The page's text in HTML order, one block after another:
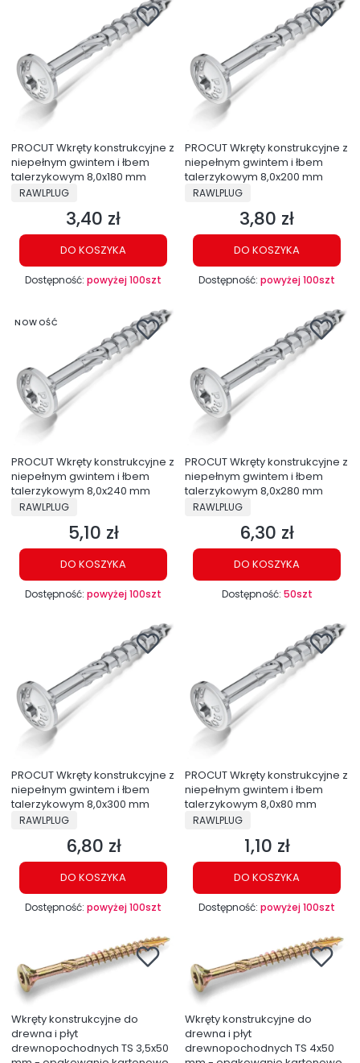
PROCUT Wkręty konstrukcyjne z
niepełnym gwintem i łbem
talerzykowym 8,0x180 mm
PRODUCENT
RAWLPLUG
Cena
3,40 zł
DO KOSZYKA
Dostępność: powyżej 100szt
PROCUT Wkręty konstrukcyjne z
niepełnym gwintem i łbem
talerzykowym 8,0x200 mm
PRODUCENT
RAWLPLUG
Cena
3,80 zł
DO KOSZYKA
Dostępność: powyżej 100szt
NOWOŚĆ
PROCUT Wkręty konstrukcyjne z
niepełnym gwintem i łbem
talerzykowym 8,0x240 mm
PRODUCENT
RAWLPLUG
Cena
5,10 zł
DO KOSZYKA
Dostępność: powyżej 100szt
PROCUT Wkręty konstrukcyjne z
niepełnym gwintem i łbem
talerzykowym 8,0x280 mm
PRODUCENT
RAWLPLUG
Cena
6,30 zł
DO KOSZYKA
Dostępność: 50szt
PROCUT Wkręty konstrukcyjne z
niepełnym gwintem i łbem
talerzykowym 8,0x300 mm
PRODUCENT
RAWLPLUG
Cena
6,80 zł
DO KOSZYKA
Dostępność: powyżej 100szt
PROCUT Wkręty konstrukcyjne z
niepełnym gwintem i łbem
talerzykowym 8,0x80 mm
PRODUCENT
RAWLPLUG
Cena
1,10 zł
DO KOSZYKA
Dostępność: powyżej 100szt
Wkręty konstrukcyjne do
drewna i płyt
drewnopochodnych TS 3,5x50
Wkręty konstrukcyjne do
drewna i płyt
drewnopochodnych TS 4x50